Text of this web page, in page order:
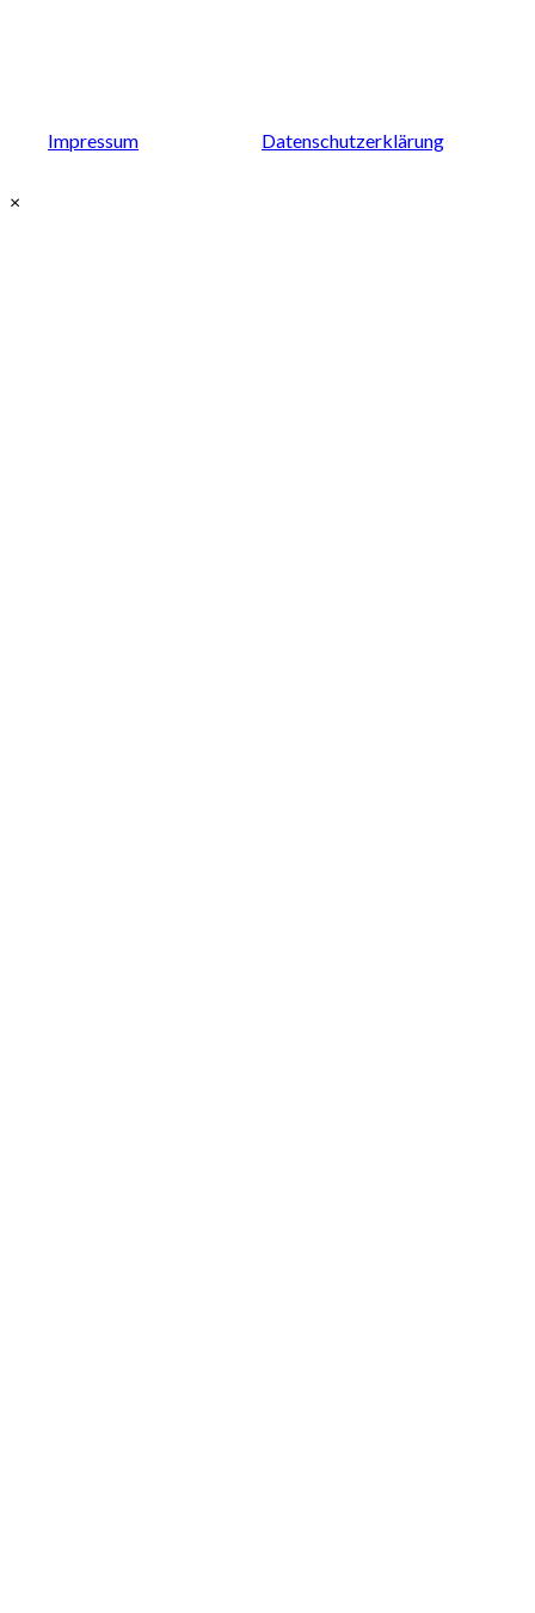
Impressum Datenschutzerklärung
×